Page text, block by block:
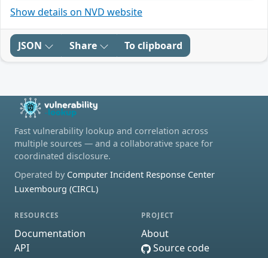
Show details on NVD website
JSON Share To clipboard
Fast vulnerability lookup and correlation across
multiple sources — and a collaborative space for
coordinated disclosure.
Operated by Computer Incident Response Center
Luxembourg (CIRCL)
RESOURCES
Documentation
API
PROJECT
About
Source code